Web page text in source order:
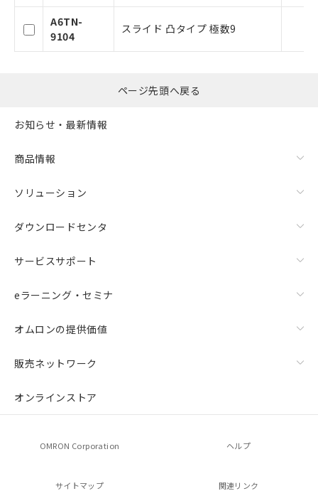
A6TN-
9104
スライド 凸タイプ 極数9
ページ先頭へ戻る
お知らせ・最新情報
商品情報
ソリューション
ダウンロードセンタ
サービスサポート
eラーニング・セミナ
オムロンの提供価値
販売ネットワーク
オンラインストア
OMRON Corporation ヘルプ
サイトマップ 関連リンク